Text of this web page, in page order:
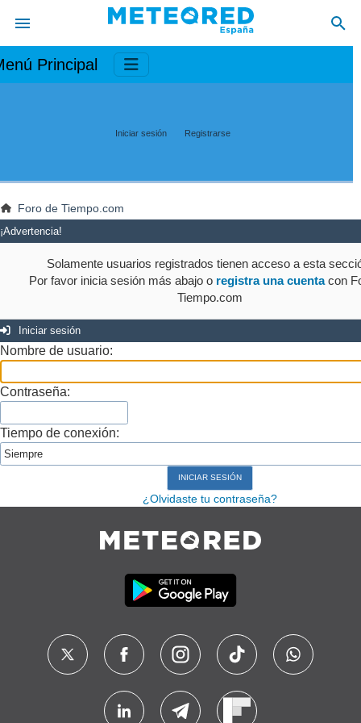
Principal
Iniciar sesión Registrarse
Foro de Tiempo.com
¡Advertencia!
Solamente usuarios registrados tienen acceso a esta
Por favor inicia sesión más abajo o registra una cuentacon
Tiempo.com
Iniciar sesión
Nombre de usuario:
Contraseña:
Tiempo de conexión:
¿Olvidaste tu contraseña?